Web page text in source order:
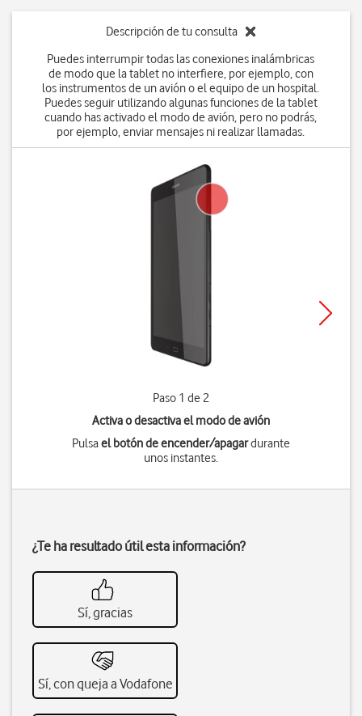
Descripción de tu consulta
Puedes interrumpir todas las conexiones inalámbricas
de modo que la tablet no interfiere, por ejemplo, con
los instrumentos de un avión o el equipo de un hospital.
Puedes seguir utilizando algunas funciones de la tablet
cuando has activado el modo de avión, pero no podrás,
por ejemplo, enviar mensajes ni realizar llamadas.
Paso 1 de 2
Activa o desactiva el modo de avión
Pulsael botón de encender/apagardurante
unos instantes.
¿Te ha resultado útil esta información?
Sí, gracias
Sí, con queja a Vodafone